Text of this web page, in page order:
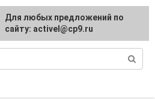
Для любых предложений по
сайту: activel@cp9.ru